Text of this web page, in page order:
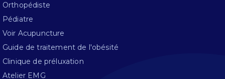
Orthopédiste
Pédiatre
Voir Acupuncture
Guide de traitement de l'obésité
Clinique de préluxation
Atelier EMG